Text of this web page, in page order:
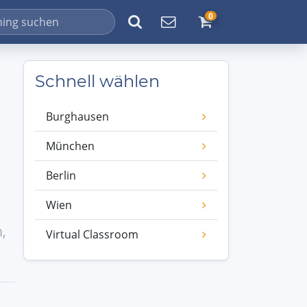
0
Schnell wählen
Burghausen
München
Berlin
Wien
Virtual Classroom